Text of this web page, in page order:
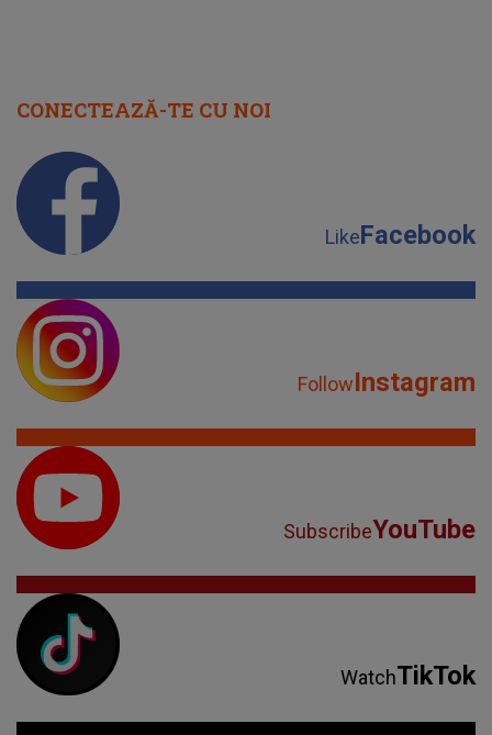
CONECTEAZĂ-TE CU NOI
LikeFacebook
FollowInstagram
SubscribeYouTube
WatchTikTok